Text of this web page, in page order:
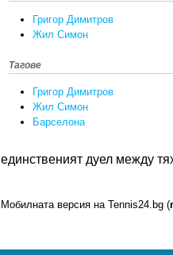
Григор Димитров
Жил Симон
Тагове
Григор Димитров
Жил Симон
Барселона
единственият дуел между
Мобилната версия на Tennis24.bg (